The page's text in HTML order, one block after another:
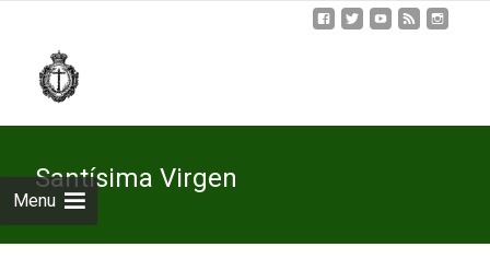
Menu
Santísima Virgen